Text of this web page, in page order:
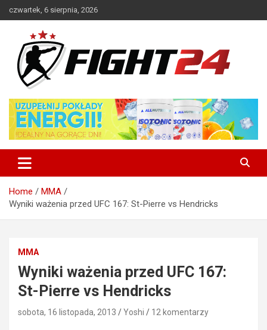
to
czwartek, 6 sierpnia, 2026
FIGHT24.PL – MMA i K-1, UFC
Home
MMA
Wyniki ważenia przed UFC 167: St-Pierre vs Hendricks
MMA
Wyniki ważenia przed UFC 167:
St-Pierre vs Hendricks
sobota, 16 listopada, 2013 Yoshi 12 komentarzy